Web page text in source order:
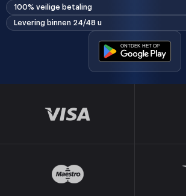
100% veilige betaling
Levering binnen 24/48 u